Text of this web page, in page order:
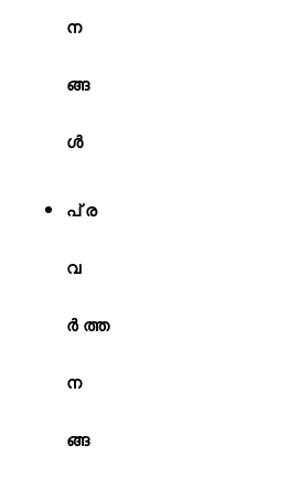
ന
ങ്ങ
ള്‍
പ്ര
വ
ര്‍ത്ത
ന
ങ്ങ